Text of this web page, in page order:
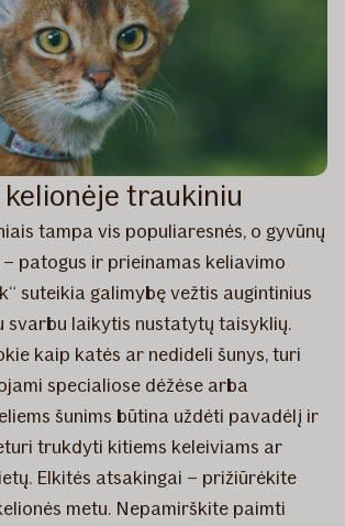
traukiniu
tampa vis populiaresnės, o gyvūnų
patogus ir prieinamas keliavimo
suteikia galimybę vežtis augintinius
svarbu laikytis nustatytų taisyklių.
kaip katės ar nedideli šunys, turi
specialiose dėžėse arba
šunims būtina uždėti pavadėlį ir
trukdyti kitiems keleiviams ar
Elkitės atsakingai – prižiūrėkite
metu. Nepamirškite paimti